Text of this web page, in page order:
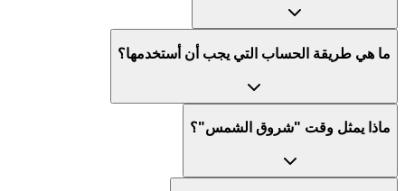
ما هي طريقة الحساب التي يجب أن أستخدمها؟
ماذا يمثل وقت "شروق الشمس"؟